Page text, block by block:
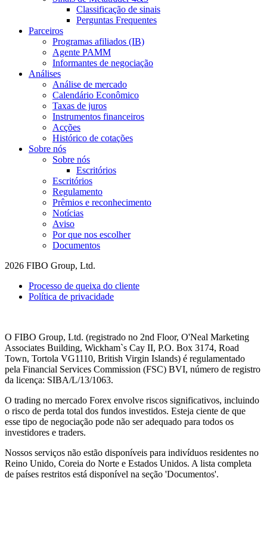
Classificação de sinais
Perguntas Frequentes
Parceiros
Programas afiliados (IB)
Agente PAMM
Informantes de negociação
Análises
Análise de mercado
Calendário Econômico
Taxas de juros
Instrumentos financeiros
Acções
Histórico de cotações
Sobre nós
Sobre nós
Escritórios
Escritórios
Regulamento
Prêmios e reconhecimento
Notícias
Aviso
Por que nos escolher
Documentos
2026 FIBO Group, Ltd.
Processo de queixa do cliente
Política de privacidade
O FIBO Group, Ltd. (registrado no 2nd Floor, O'Neal Marketing
Associates Building, Wickham`s Cay II, P.O. Box 3174, Road
Town, Tortola VG1110, British Virgin Islands) é regulamentado
pela Financial Services Commission (FSC) BVI, número de registro
da licença: SIBA/L/13/1063.
O trading no mercado Forex envolve riscos significativos, incluindo
o risco de perda total dos fundos investidos. Esteja ciente de que
esse tipo de negociação pode não ser adequado para todos os
investidores e traders.
Nossos serviços não estão disponíveis para indivíduos residentes no
Reino Unido, Coreia do Norte e Estados Unidos. A lista completa
de países restritos está disponível na seção 'Documentos'.